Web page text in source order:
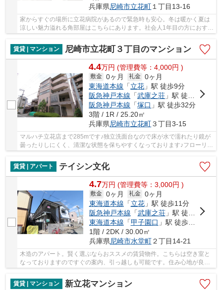
兵庫県尼崎市立花町 １丁目13-16
家からすぐの場所に立花病院があるので緊急時も安心。冬は暖かく夏は
涼しい魅力溢れる角部屋はこちらにあります。社会人1年目の方におすす
賃貸 | マンション
尼崎市立花町３丁目のマンション
4.4万円 (管理費等：4,000円 )
敷金 0ヶ月 礼金 0ヶ月
東海道本線 「立花 」駅 徒歩9分
阪急神戸本線 「武庫之荘 」駅 徒歩23分
阪急神戸本線 「塚口 」駅 徒歩32分
3階 / 1R / 25.20㎡
兵庫県尼崎市立花町３丁目3-15
マルハチ立花店まで285mです♪独立洗面台なので床が水で濡れたり鏡が
曇ったりしにくく、清潔な状態を保ちやすくなっております♪フローリン
賃貸 | アパート
テイシン文化
4.7万円 (管理費等：3,000円 )
敷金 0ヶ月 礼金 0ヶ月
東海道本線 「立花」駅 徒歩11分
阪急神戸本線 「武庫之荘」駅 徒歩21分
東海道本線 「甲子園口 」駅 徒歩28分
1階 / 2DK / 30.00㎡
兵庫県尼崎市水堂町２丁目14-21
木造のアパート。賢く選ぶならおススメの賃貸物件。こちらは空き室と
なっておりますのですぐの案内、引っ越しも可能です。住み心地が良く
て自信をもっておススメできるアパート物件。...
賃貸 | マンション
新立花マンション